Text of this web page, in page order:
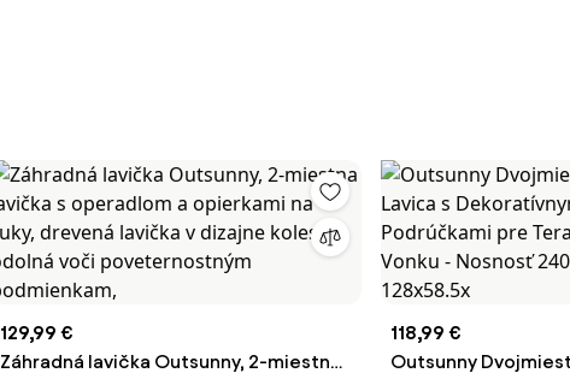
129,99 €
Záhradná lavička Outsunny, 2-miestna
118,99 €
Outsunny